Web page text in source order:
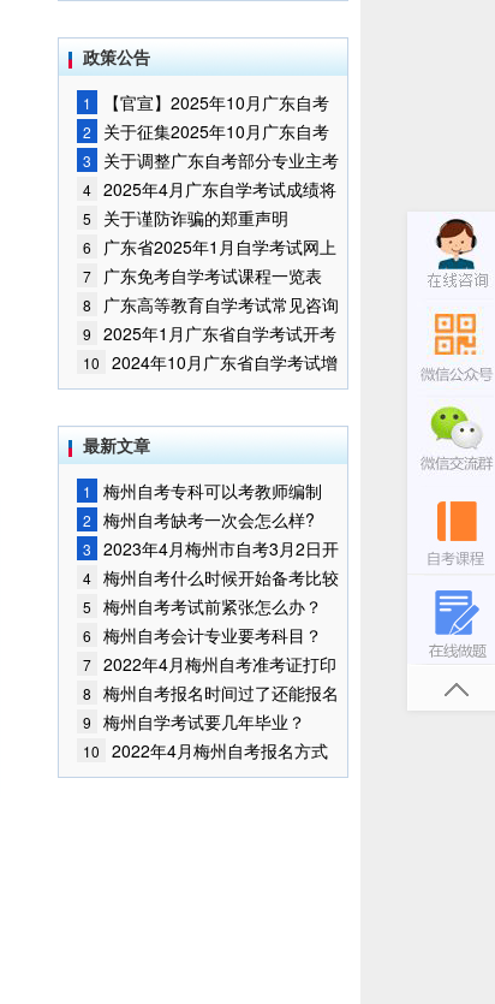
政策公告
1
【官宣】2025年10月广东自考
报名时间通知
2
关于征集2025年10月广东自考
增加开考停考专业部分课程意向的
通告
3
关于调整广东自考部分专业主考
学校的通知
4 2025年4月广东自学考试成绩将
于5月9日公布
5 关于谨防诈骗的郑重声明
6
广东省2025年1月自学考试网上
报名报考须知
7 广东免考自学考试课程一览表
8
广东高等教育自学考试常见咨询
问题
9
2025年1月广东省自学考试开考
课程考试时间安排和使用教材的通
知
10
2024年10月广东省自学考试增
加一门开考课程的通告
最新文章
1
梅州自考专科可以考教师编制
吗?
2 梅州自考缺考一次会怎么样?
3
2023年4月梅州市自考3月2日开
始报考！
4 梅州自考什么时候开始备考比较
好？
5 梅州自考考试前紧张怎么办？
6 梅州自考会计专业要考科目？
7 2022年4月梅州自考准考证打印
入口已开通
8
梅州自考报名时间过了还能报名
吗？
9 梅州自学考试要几年毕业？
10
2022年4月梅州自考报名方式
及入口